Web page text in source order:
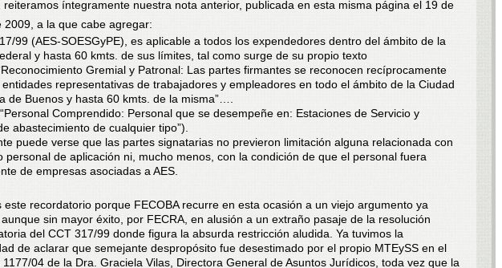
reiteramos íntegramente nuestra nota anterior, publicada en esta misma página el 19 de
2009, a la que cabe agregar:
99 (AES-SOESGyPE), es aplicable a todos los expendedores dentro del ámbito de la
y hasta 60 kmts. de sus límites, tal como surge de su propio texto
Gremial y Patronal: Las partes firmantes se reconocen recíprocamente
representativas de trabajadores y empleadores en todo el ámbito de la Ciudad
de Buenos y hasta 60 kmts. de la misma”….
. “Personal Comprendido: Personal que se desempeñe en: Estaciones de Servicio y
abastecimiento de cualquier tipo”).
puede verse que las partes signatarias no previeron limitación alguna relacionada con
personal de aplicación ni, mucho menos, con la condición de que el personal fuera
de empresas asociadas a AES.
este recordatorio porque FECOBA recurre en esta ocasión a un viejo argumento ya
sin mayor éxito, por FECRA, en alusión a un extraño pasaje de la resolución
del CCT 317/99 donde figura la absurda restricción aludida. Ya tuvimos la
de aclarar que semejante despropósito fue desestimado por el propio MTEySS en el
04 de la Dra. Graciela Vilas, Directora General de Asuntos Jurídicos, toda vez que la